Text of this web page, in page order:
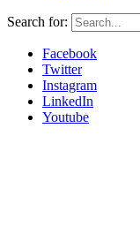
Search for:
Facebook
Twitter
Instagram
LinkedIn
Youtube